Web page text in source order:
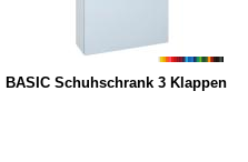
BASIC Schuhschrank 3 Klappen